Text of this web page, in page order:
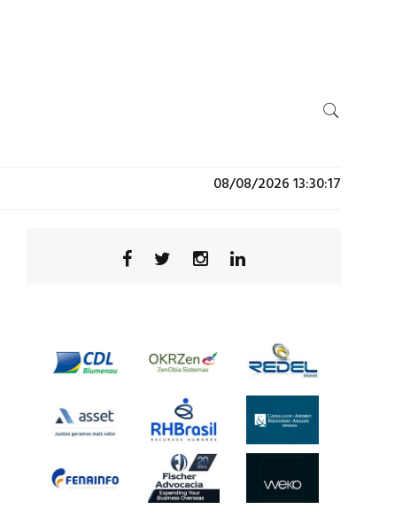
08/08/2026 13:30:17